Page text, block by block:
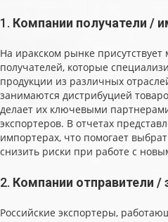
1. Компании получатели /
На иракском рынке
получателей, которые
продукции из различных
занимаются дистрибуцией
делает их ключевыми
экспортеров. В отчетах
импортерах, что помогает
снизить риски при работе с
2. Компании отправители /
Российские экспортеры,